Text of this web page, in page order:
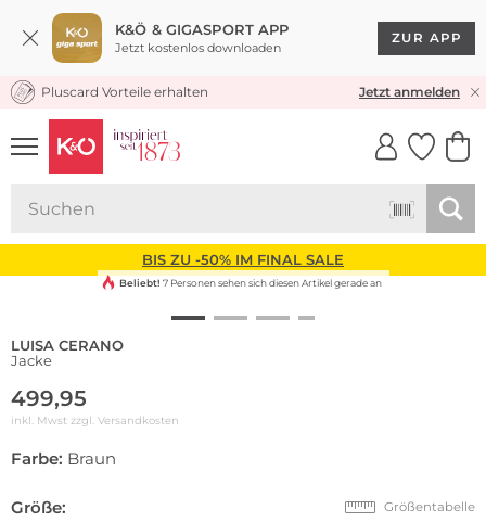
K&Ö & GIGASPORT APP
Jetzt kostenlos downloaden
ZUR APP
KOSTENLOSER VERSAND* & RÜCKVERSAND
Pluscard Vorteile erhalten Jetzt anmelden
UNSERE APP
CLICK &
BIS ZU -50% IM FINAL SALE
Beliebt! 7 Personen sehen sich diesen Artikel gerade an
LUISA CERANO
Jacke
499,95
inkl. Mwst zzgl. Versandkosten
Farbe: Braun
Größe: Größentabelle